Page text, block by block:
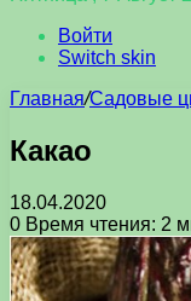
Войти
Switch skin
Главная/Садовые
Какао
18.04.2020
0 Время чтения: 2